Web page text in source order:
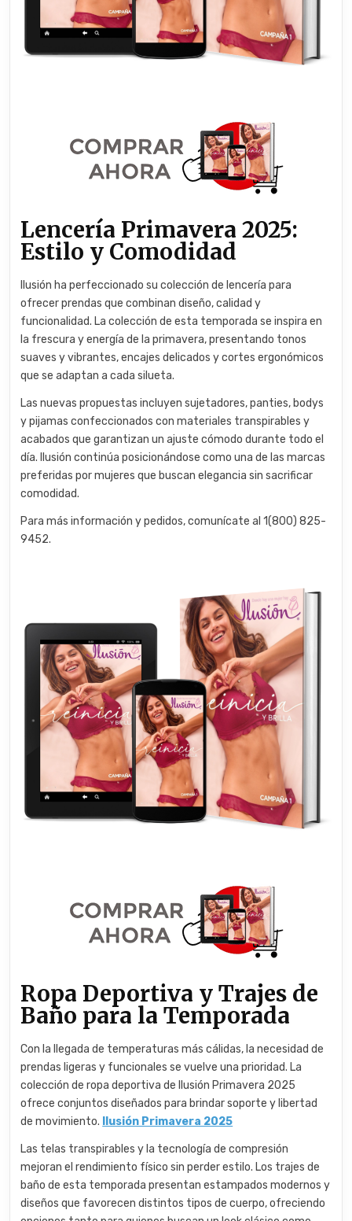
Lencería Primavera 2025:
Estilo y Comodidad
Ilusión ha perfeccionado su colección de lencería para
ofrecer prendas que combinan diseño, calidad y
funcionalidad. La colección de esta temporada se inspira en
la frescura y energía de la primavera, presentando tonos
suaves y vibrantes, encajes delicados y cortes ergonómicos
que se adaptan a cada silueta.
Las nuevas propuestas incluyen sujetadores, panties, bodys
y pijamas confeccionados con materiales transpirables y
acabados que garantizan un ajuste cómodo durante todo el
día. Ilusión continúa posicionándose como una de las marcas
preferidas por mujeres que buscan elegancia sin sacrificar
comodidad.
Para más información y pedidos, comunícate al 1(800) 825-
9452.
Ropa Deportiva y Trajes de
Baño para la Temporada
Con la llegada de temperaturas más cálidas, la necesidad de
prendas ligeras y funcionales se vuelve una prioridad. La
colección de ropa deportiva de Ilusión Primavera 2025
ofrece conjuntos diseñados para brindar soporte y libertad
de movimiento.
Ilusión Primavera 2025
Las telas transpirables y la tecnología de compresión
mejoran el rendimiento físico sin perder estilo. Los trajes de
baño de esta temporada presentan estampados modernos y
diseños que favorecen distintos tipos de cuerpo, ofreciendo